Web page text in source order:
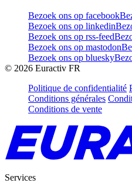
Bezoek ons op facebook
Bezoek ons op linkedin
Bezoek ons op rss-feed
Bezoek ons op mastodon
Bezoek ons op bluesky
© 2026 Euractiv FR
Politique de confidentialité
Conditions générales
Conditions de vente
Services